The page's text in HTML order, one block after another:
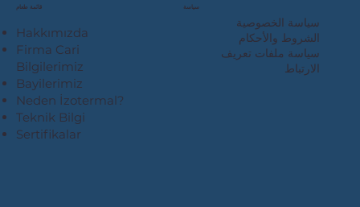
قائمة طعام
Hakkımızda
Firma Cari
Bilgilerimiz
Bayilerimiz
Neden İzotermal?
Teknik Bilgi
Sertifikalar
سياسة
سياسة الخصوصية
الشروط والأحكام
سياسة ملفات تعريف
الارتباط